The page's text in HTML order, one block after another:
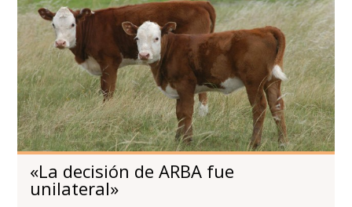
«La decisión de ARBA fue
unilateral»